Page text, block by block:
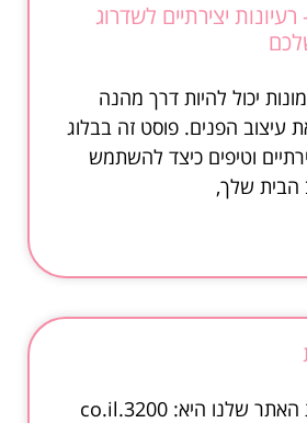
יצירתיים לשדרוג
יכול להיות דרך מהנה
עיצוב הפנים. פוסט זה בבלוג
וטיפים כיצד להשתמש
הבית שלך,
מי אנחנו?כתובת האתר שלנו היא: 3200.co.il